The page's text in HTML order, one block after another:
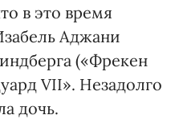
в это время
Аджани
(«Фрекен
VII». Незадолго
дочь.